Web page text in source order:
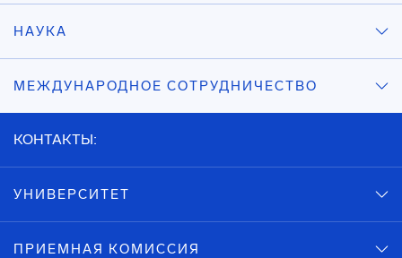
НАУКА
МЕЖДУНАРОДНОЕ СОТРУДНИЧЕСТВО
КОНТАКТЫ:
УНИВЕРСИТЕТ
ПРИЕМНАЯ КОМИССИЯ